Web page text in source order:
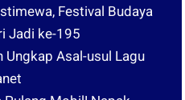
Festival Budaya
Jadi ke-195
Ungkap Asal-usul Lagu